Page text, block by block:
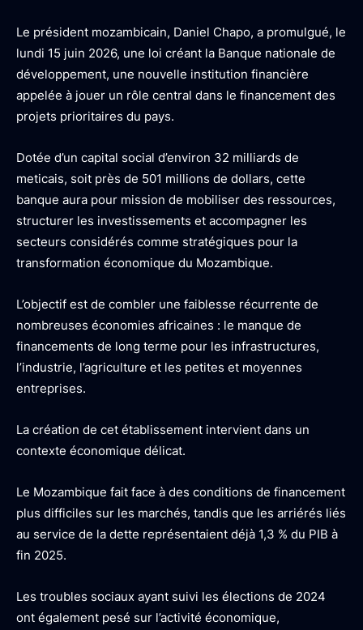
Le président mozambicain, Daniel Chapo, a promulgué, le
lundi 15 juin 2026, une loi créant la Banque nationale de
développement, une nouvelle institution financière
appelée à jouer un rôle central dans le financement des
projets prioritaires du pays.
Dotée d’un capital social d’environ 32 milliards de
meticais, soit près de 501 millions de dollars, cette
banque aura pour mission de mobiliser des ressources,
structurer les investissements et accompagner les
secteurs considérés comme stratégiques pour la
transformation économique du Mozambique.
L’objectif est de combler une faiblesse récurrente de
nombreuses économies africaines : le manque de
financements de long terme pour les infrastructures,
l’industrie, l’agriculture et les petites et moyennes
entreprises.
La création de cet établissement intervient dans un
contexte économique délicat.
Le Mozambique fait face à des conditions de financement
plus difficiles sur les marchés, tandis que les arriérés liés
au service de la dette représentaient déjà 1,3 % du PIB à
fin 2025.
Les troubles sociaux ayant suivi les élections de 2024
ont également pesé sur l’activité économique,